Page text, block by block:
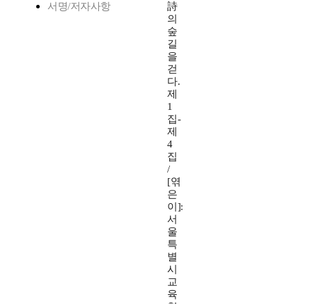
서명/저자사항
詩
의
숲
길
을
걷
다.
제
1
집-
제
4
집
/
[엮
은
이]:
서
울
특
별
시
교
육